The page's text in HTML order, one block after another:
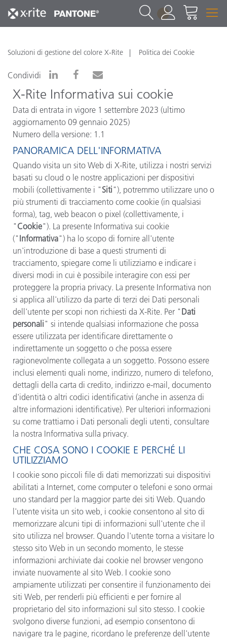
1
Soluzioni di gestione del colore X-Rite Politica dei Cookie
Condividi
X-Rite Informativa sui cookie
Data di entrata in vigore 1 settembre 2023 (ultimo
aggiornamento 09 gennaio 2025)
Numero della versione: 1.1
PANORAMICA DELL'INFORMATIVA
Quando visita un sito Web di X-Rite, utilizza i nostri servizi
basati su cloud o le nostre applicazioni per dispositivi
mobili (collettivamente i " Siti"), potremmo utilizzare uno o
più strumenti di tracciamento come cookie (in qualsiasi
forma), tag, web beacon o pixel (collettivamente, i
" Cookie"). La presente Informativa sui cookie
(" Informativa") ha lo scopo di fornire all'utente
un'introduzione di base a questi strumenti di
tracciamento, spiegare come li utilizziamo e indicare i
diversi modi in cui è possibile interagire con essi per
proteggere la propria privacy. La presente Informativa non
si applica all'utilizzo da parte di terzi dei Dati personali
dell'utente per scopi non richiesti da X-Rite. Per " Dati
personali" si intende qualsiasi informazione che possa
essere utilizzata per identificare direttamente o
indirettamente un soggetto o che possa essere
ragionevolmente collegata a un soggetto. Possono essere
inclusi elementi quali nome, indirizzo, numero di telefono,
dettagli della carta di credito, indirizzo e-mail, documento
d'identità o altri codici identificativi (anche in assenza di
altre informazioni identificative). Per ulteriori informazioni
su come trattiamo i Dati personali degli utenti, consultare
la nostra Informativa sulla privacy.
CHE COSA SONO I COOKIE E PERCHÉ LI
UTILIZZIAMO
I cookie sono piccoli file di dati memorizzati sui dispositivi
abilitati a Internet, come computer o telefoni e sono ormai
uno standard per la maggior parte dei siti Web. Quando
l'utente visita un sito web, i cookie consentono al sito di
memorizzare alcuni tipi di informazioni sull'utente che il
sito utilizza nel browser. Quando l'utente torna a visitare lo
stesso sito Web in un secondo momento, le stesse
informazioni archiviate dai cookie nel browser vengono
inviate nuovamente al sito Web. I cookie sono
ampiamente utilizzati per consentire il funzionamento dei
siti Web, per renderli più efficienti e per fornire al
proprietario del sito informazioni sul sito stesso. I cookie
svolgono diverse funzioni, ad esempio consentono di
navigare tra le pagine, ricordano le preferenze dell'utente